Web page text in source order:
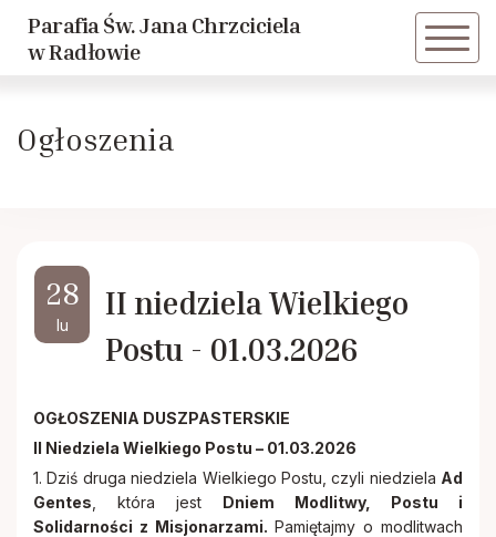
Parafia Św. Jana Chrzciciela
w Radłowie
Powrót
Historie Radłowskie cz. 2
Inwestycje
Rodacy - Kapłani, Siostry zakonne
Powrót
KSM
Nadzwyczajni Szafarze
Ogłoszenia
28
lu
II niedziela Wielkiego
Postu - 01.03.2026
OGŁOSZENIA DUSZPASTERSKIE
II Niedziela Wielkiego Postu – 01.03.2026
1. Dziś druga niedziela Wielkiego Postu, czyli niedziela Ad
Gentes , która jest Dniem Modlitwy, Postu i
Solidarności z Misjonarzami. Pamiętajmy o modlitwach